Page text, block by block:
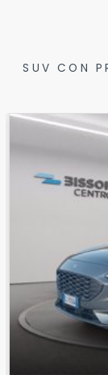
SUV CON